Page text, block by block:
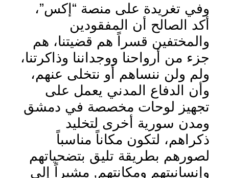
وفي تغريدة على منصة “إكس”،
أكد الصالح أن المفقودين
والمختفين قسراً هم قضيتنا، هم
جزء من أرواحنا ووجداننا وذاكرتنا،
ولم ولن ننساهم أو نتخلى عنهم،
وأن الدفاع المدني يعمل على
تجهيز لوحات مخصصة في دمشق
ومدن سورية أخرى لتخليد
ذكراهم، لتكون مكاناً مناسباً
لصورهم بطريقة تليق بتضحياتهم
وإنسانيتهم ومكانتهم, مشيراً إلى